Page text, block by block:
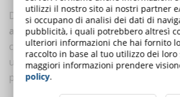
Dopo aver rimandato per ragioni di
aggiornamento sulla sicurezza,
cui non è più possibile farne a meno.
un corso velocemente in base alle
può sfruttare la multimedialità
utilizzi il nostro sito ai nostri partner
si occupano di analisi dei dati di
pubblicità, i quali potrebbero altresì
ulteriori informazioni che hai fornito
raccolto in base al tuo utilizzo dei loro
maggiori informazioni prendere
policy.